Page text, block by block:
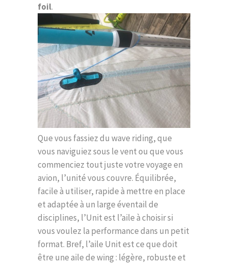
foil.
Que vous fassiez du wave riding, que
vous naviguiez sous le vent ou que vous
commenciez tout juste votre voyage en
avion, l’unité vous couvre. Équilibrée,
facile à utiliser, rapide à mettre en place
et adaptée à un large éventail de
disciplines, l’Unit est l’aile à choisir si
vous voulez la performance dans un petit
format. Bref, l’aile Unit est ce que doit
être une aile de wing : légère, robuste et